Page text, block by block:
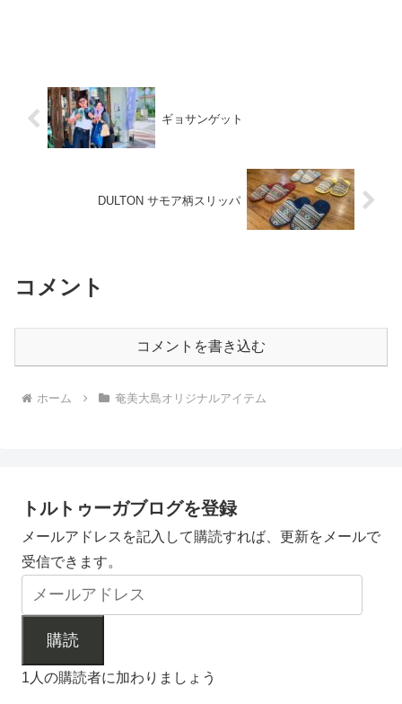
ギョサンゲット
DULTON サモア柄スリッパ
コメント
コメントを書き込む
ホーム 奄美大島オリジナルアイテム
トルトゥーガブログを登録
メールアドレスを記入して購読すれば、更新をメールで
受信できます。
購読
1人の購読者に加わりましょう